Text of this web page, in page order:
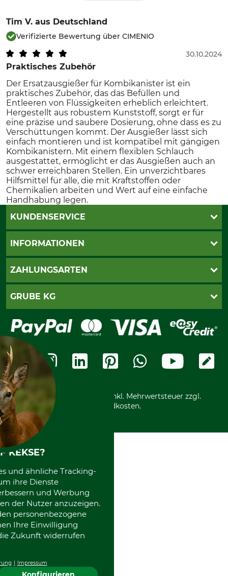
Tim V. aus Deutschland
Verifizierte Bewertung über CIMENIO
Praktisches Zubehör
30.10.2024
Der Ersatzausgießer für Kombikanister ist ein
praktisches Zubehör, das das Befüllen und
Entleeren von Flüssigkeiten erheblich erleichtert.
Hergestellt aus robustem Kunststoff, sorgt er für
eine präzise und saubere Dosierung, ohne dass es zu
Verschüttungen kommt. Der Ausgießer lässt sich
einfach montieren und ist kompatibel mit gängigen
Kombikanistern. Mit einem flexiblen Schlauch
ausgestattet, ermöglicht er das Ausgießen auch an
schwer erreichbaren Stellen. Ein unverzichtbares
Hilfsmittel für alle, die mit Kraftstoffen oder
Chemikalien arbeiten und Wert auf eine einfache
Handhabung legen.
KUNDENSERVICE
Live-Shopping
Seilwindenprüfung
Cookie-Einstellungen
INFORMATIONEN
AGB
Bestellung widerrufen
Widerrufsbelehrung
Widerrufsformular
Kostenloser Rückversand
Nachhaltigkeit
Entsorgung und Umwelt
Datenschutz Print
ZAHLUNGSARTEN
PayPal
Bankeinzug
Ratenkauf
Rechnung
Vorkasse
GRUBE KG
Leitbild
Karriere
Termine
Ladengeschäft
Motorgeräteshop
Über uns
Community
International
Kooperationen
Alle Preise in Euro und inkl. Mehrwertsteuer zzgl.
Versandkosten.
KEKSE?
und ähnliche Tracking-
ihre Dienste
und Werbung
der Nutzer anzuzeigen.
personenbezogene
Ihre Einwilligung
Zukunft widerrufen
Impressum